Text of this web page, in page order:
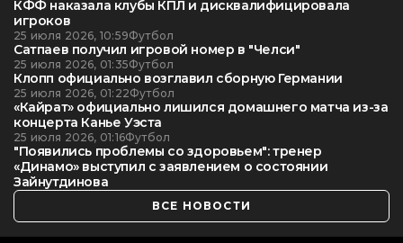
КФФ наказала клубы КПЛ и дисквалифицировала
игроков
25 июля 2026, 10:59Футбол
Сатпаев получил игровой номер в "Челси"
25 июля 2026, 01:35Футбол
Клопп официально возглавил сборную Германии
25 июля 2026, 01:22Футбол
«Кайрат» официально лишился домашнего матча из-за
концерта Канье Уэста
25 июля 2026, 01:16Футбол
"Появились проблемы со здоровьем": тренер
«Динамо» выступил с заявлением о состоянии
Зайнутдинова
ВСЕ НОВОСТИ